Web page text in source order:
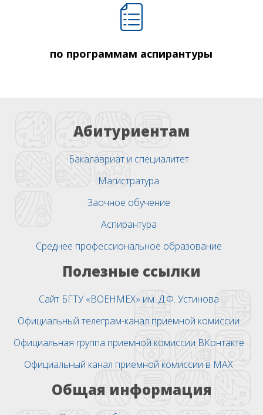
по программам аспирантуры
Абитуриентам
Бакалавриат и специалитет
Магистратура
Заочное обучение
Аспирантура
Среднее профессиональное образование
Полезные ссылки
Сайт БГТУ «ВОЕНМЕХ» им. Д.Ф. Устинова
Официальный телеграм-канал приемной комиссии
Официальная группа приемной комиссии ВКонтакте
Официальный канал приемной комиссии в MAX
Общая информация